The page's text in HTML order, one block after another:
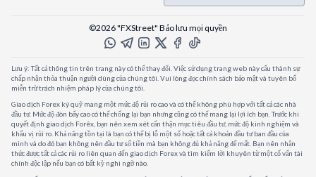
©2026 "FXStreet" Bảo lưu mọi quyền
Lưu ý: Tất cả thông tin trên trang này có thể thay đổi. Việc sử dụng trang web này cấu thành sự
chấp nhận thỏa thuận người dùng của chúng tôi. Vui lòng đọc chính sách bảo mật và tuyên bố
miễn trừ trách nhiệm pháp lý của chúng tôi.
Giao dịch Forex ký quỹ mang một mức độ rủi ro cao và có thể không phù hợp với tất cả các nhà
đầu tư. Mức độ đòn bẩy cao có thể chống lại bạn nhưng cũng có thể mang lại lợi ích bạn. Trước khi
quyết định giao dịch Forêx, bạn nên xem xét cẩn thận mục tiêu đầu tư, mức độ kinh nghiệm và
khẩu vị rủi ro. Khả năng tồn tại là bạn có thể bị lỗ một số hoặc tất cả khoản đầu tư ban đầu của
mình và do đó bạn không nên đầu tư số tiền mà bạn không đủ khả năng để mất. Bạn nên nhận
thức được tất cả các rủi ro liên quan đến giao dịch Forex và tìm kiếm lời khuyên từ một cố vấn tài
chính độc lập nếu bạn có bất kỳ nghi ngờ nào.